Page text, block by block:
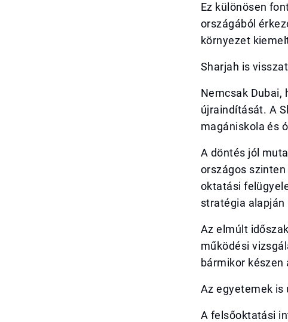
Ez különösen
országából
környezet
Sharjah is
Nemcsak Dubai,
újraindítását. A
magániskola és
A döntés jól
országos
oktatási
stratégia alapján
Az elmúlt
működési
bármikor készen
Az egyetemek is
A felsőoktatási